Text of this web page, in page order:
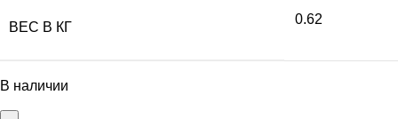
ВЕС В КГ
0.62
В наличии